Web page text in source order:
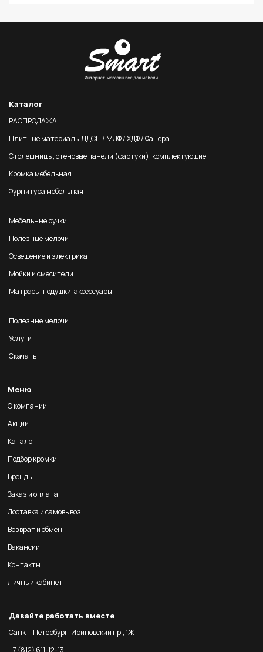
Каталог
РАСПРОДАЖА
Плитные материалы ЛДСП / МДФ / ХДФ / Фанера
Столешницы, стеновые панели (фартуки), комплектующие
Кромка мебельная
Фурнитура мебельная
Мебельные ручки
Полезные мелочи
Освещение и электрика
Мойки и смесители
Матрасы, подушки, аксессуары
Полезные мелочи
Услуги
Скачать
Меню
О компании
Акции
Каталог
Подбор кромки
Бренды
Заказ и оплата
Доставка и самовывоз
Возврат и обмен
Вакансии
Контакты
Личный кабинет
Давайте работать вместе
Санкт-Петербург, Ириновский пр., 1Ж
+7 (812) 611-12-13